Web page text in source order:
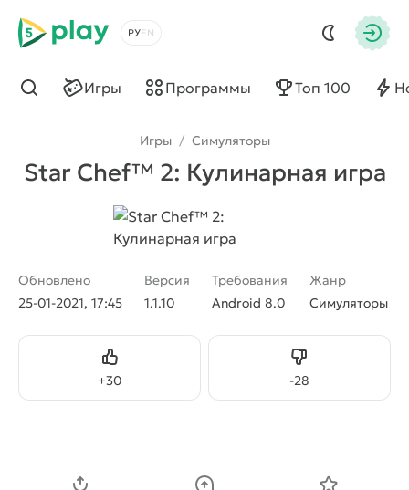
5play
Выбрать язык
Игры Программы Топ 100
Найти
Игры / Симуляторы
Star Chef™ 2: Кулинарная игра
Обновлено
25-01-2021, 17:45
Версия
1.1.10
Требования
Android 8.0
Жанр
Симуляторы
+30
Нравится -28
Не нравится